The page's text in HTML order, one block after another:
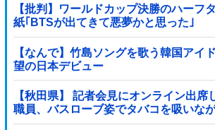
【批判】ワールドカップ決勝のハーフ
紙｢BTSが出てきて悪夢かと思った｣
【なんで】竹島ソングを歌う韓国アイ
望の日本デビュー
【秋田県】 記者会見にオンライン出席
職員、バスローブ姿でタバコを吸いな
取りへ